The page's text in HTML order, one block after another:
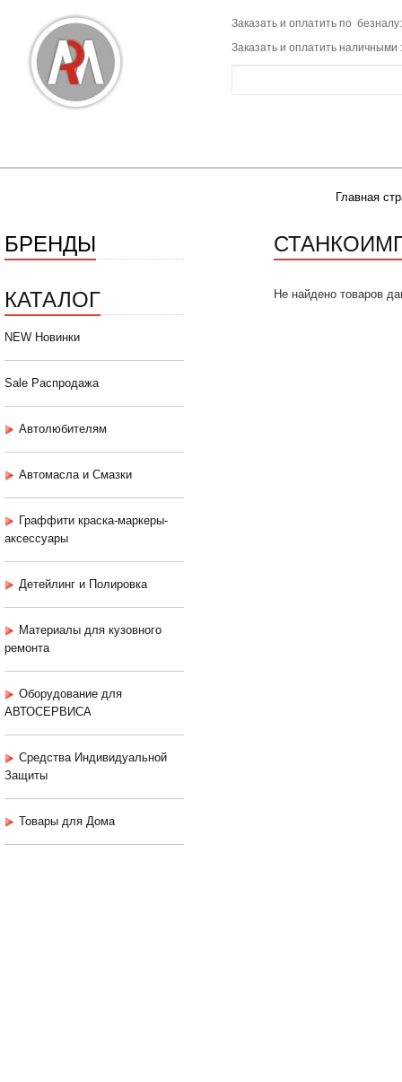
Заказать и оплатить по
Заказать и оплатить наличными
Главная
БРЕНДЫ
КАТАЛОГ
NEW Новинки
Sale Распродажа
Автолюбителям
Автомасла и Смазки
Граффити краска-маркеры-
аксессуары
Детейлинг и Полировка
Материалы для кузовного
ремонта
Оборудование для
АВТОСЕРВИСА
Средства Индивидуальной
Защиты
Товары для Дома
Не найдено товаров